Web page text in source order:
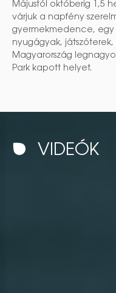
Májustól októberig 1,5
várjuk a napfény
gyermekmedence, egy
nyugágyak,
Magyarország
Park kapott helyet.
VIDEÓK